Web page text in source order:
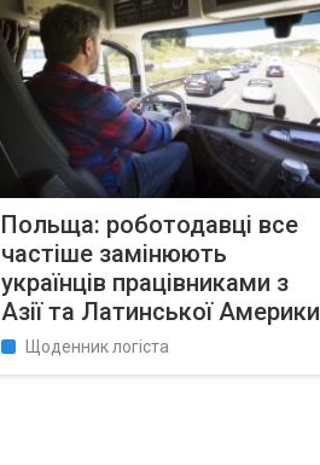
Польща: роботодавці все
частіше замінюють
українців працівниками з
Азії та Латинської Америки
Щоденник логіста